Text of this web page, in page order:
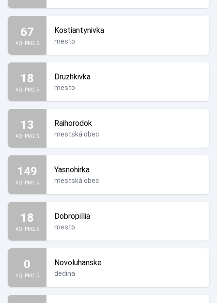
67
AQI PM2.5
Kostiantynivka
mesto
18
AQI PM2.5
Druzhkivka
mesto
13
AQI PM2.5
Raihorodok
mestská obec
149
AQI PM2.5
Yasnohirka
mestská obec
18
AQI PM2.5
Dobropillia
mesto
0
AQI PM2.5
Novoluhanske
dedina